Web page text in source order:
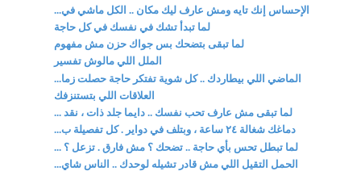
الإحساس إنك تايه ومش عارف ليك مكان .. الكل ماشي في...
لما تبدأ تشك في نفسك في كل حاجة
لما تبقى بتضحك بس جواك حزن مش مفهوم
الملل اللي مالوش تفسير
الماضي اللي بيطاردك .. كل شوية تفتكر حاجة حصلت زما...
العلاقات اللي بتستنزفك
لما تبقى مش عارف تحب نفسك .. دايما جلد ذات ، نقد ...
دماغك شغالة ٢٤ ساعة ، وبتلف في دواير . كل تفصيلة ب...
لما تبطل تحس بأي حاجة .. تضحك ؟ مش فارق . تزعل ؟ ...
الحمل التقيل اللي مش قادر تشيله لوحدك .. الناس شاي...